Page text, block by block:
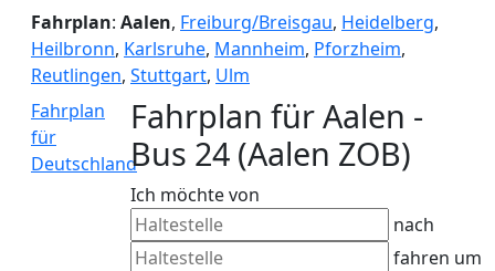
Fahrplan: Aalen, Freiburg/Breisgau, Heidelberg,
Heilbronn, Karlsruhe, Mannheim, Pforzheim,
Reutlingen, Stuttgart, Ulm
Fahrplan
für
Deutschland
Fahrplan für Aalen -
Bus 24 (Aalen ZOB)
Ich möchte von
nach
fahren um